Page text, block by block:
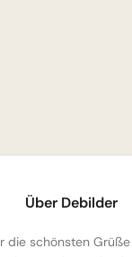
Über Debilder
schönsten